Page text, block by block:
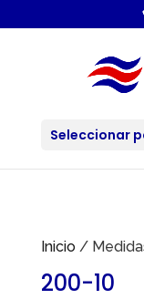
Seleccionar
Inicio/
200-10